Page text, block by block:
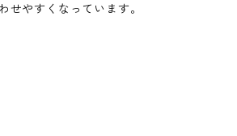
せやすくなっています。